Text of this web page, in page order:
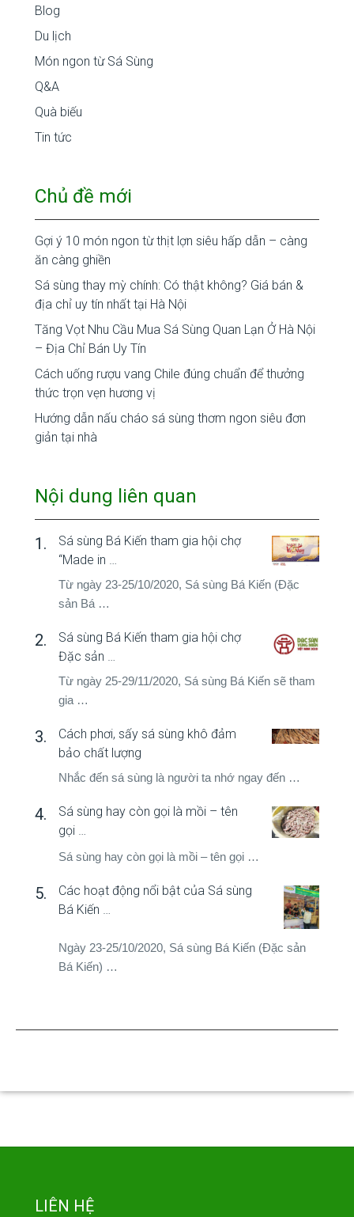
Blog
Du lịch
Món ngon từ Sá Sùng
Q&A
Quà biếu
Tin tức
Chủ đề mới
Gợi ý 10 món ngon từ thịt lợn siêu hấp dẫn – càng
ăn càng ghiền
Sá sùng thay mỳ chính: Có thật không? Giá bán &
địa chỉ uy tín nhất tại Hà Nội
Tăng Vọt Nhu Cầu Mua Sá Sùng Quan Lạn Ở Hà Nội
– Địa Chỉ Bán Uy Tín
Cách uống rượu vang Chile đúng chuẩn để thưởng
thức trọn vẹn hương vị
Hướng dẫn nấu cháo sá sùng thơm ngon siêu đơn
giản tại nhà
Nội dung liên quan
Sá sùng Bá Kiến tham gia hội chợ
“Made in …
Từ ngày 23-25/10/2020, Sá sùng Bá Kiến (Đặc
sản Bá …
Sá sùng Bá Kiến tham gia hội chợ
Đặc sản …
Từ ngày 25-29/11/2020, Sá sùng Bá Kiến sẽ tham
gia …
Cách phơi, sấy sá sùng khô đảm
bảo chất lượng
Nhắc đến sá sùng là người ta nhớ ngay đến …
Sá sùng hay còn gọi là mồi – tên
gọi …
Sá sùng hay còn gọi là mồi – tên gọi …
Các hoạt động nổi bật của Sá sùng
Bá Kiến …
Ngày 23-25/10/2020, Sá sùng Bá Kiến (Đặc sản
Bá Kiến) …
LIÊN HỆ